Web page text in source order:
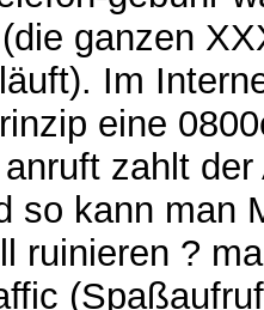
ganzen
Im
eine
zahlt
so kann man
ruinieren ?